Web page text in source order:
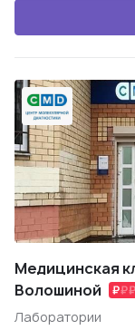
Медицинская
Волошиной
Лаборатории